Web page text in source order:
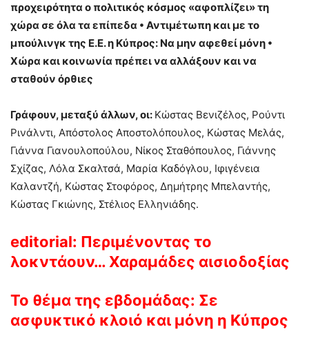
προχειρότητα ο πολιτικός κόσμος «αφοπλίζει» τη
χώρα σε όλα τα επίπεδα • Αντιμέτωπη και με το
μπούλινγκ της Ε.Ε. η Κύπρος: Nα μην αφεθεί μόνη •
Χώρα και κοινωνία πρέπει να αλλάξουν και να
σταθούν όρθιες
Γράφουν, μεταξύ άλλων, οι: Κώστας Βενιζέλος, Ρούντι
Ρινάλντι, Απόστολος Αποστολόπουλος, Κώστας Μελάς,
Γιάννα Γιανουλοπούλου, Νίκος Σταθόπουλος, Γιάννης
Σχίζας, Λόλα Σκαλτσά, Μαρία Καδόγλου, Ιφιγένεια
Καλαντζή, Κώστας Στοφόρος, Δημήτρης Μπελαντής,
Κώστας Γκιώνης, Στέλιος Ελληνιάδης.
editorial: Περιμένοντας το
λοκντάουν… Χαραμάδες αισιοδοξίας
Το θέμα της εβδομάδας: Σε
ασφυκτικό κλοιό και μόνη η Κύπρος